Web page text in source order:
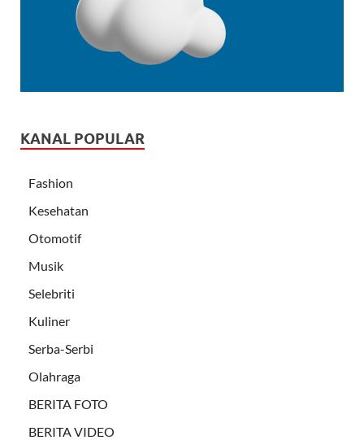
KANAL POPULAR
Fashion
Kesehatan
Otomotif
Musik
Selebriti
Kuliner
Serba-Serbi
Olahraga
BERITA FOTO
BERITA VIDEO